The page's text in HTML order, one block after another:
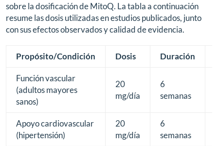
sobre la dosificación de MitoQ. La tabla a continuación
resume las dosis utilizadas en estudios publicados, junto
con sus efectos observados y calidad de evidencia.
Propósito/Condición Dosis Duración
Función vascular
(adultos mayores
sanos)
20
mg/día
6
semanas
Apoyo cardiovascular
(hipertensión)
20
mg/día
6
semanas